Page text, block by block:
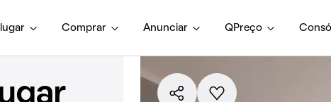
Comprar Anunciar QPreço